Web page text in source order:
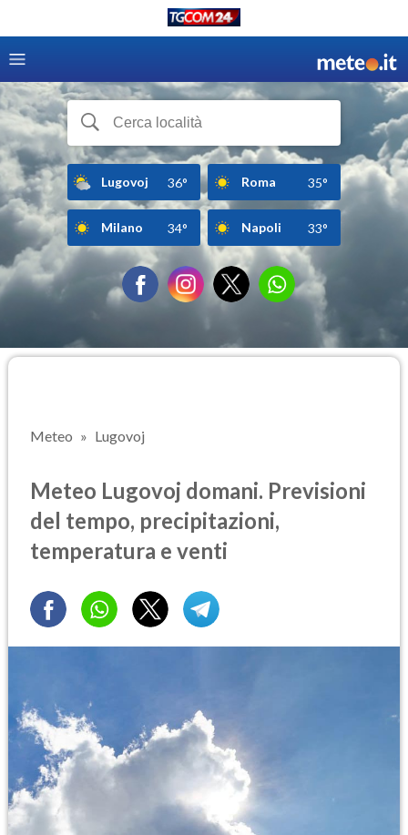
Lugovoj 36° Roma 35°
Milano 34° Napoli 33°
Meteo Lugovoj
Meteo Lugovoj domani. Previsioni
del tempo, precipitazioni,
temperatura e venti